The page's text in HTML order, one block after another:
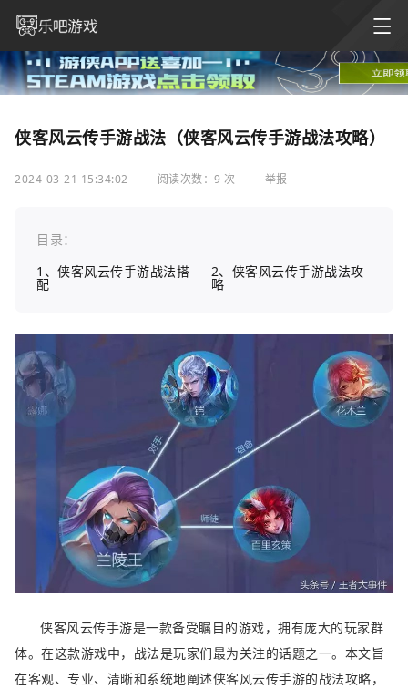
侠客风云传手游战法（侠客风云传手游战法攻略）
2024-03-21 15:34:02 阅读次数：9 次 举报
目录：
1、侠客风云传手游战法搭
配
2、侠客风云传手游战法攻
略
侠客风云传手游是一款备受瞩目的游戏，拥有庞大的玩家群
体。在这款游戏中，战法是玩家们最为关注的话题之一。本文旨
在客观、专业、清晰和系统地阐述侠客风云传手游的战法攻略，